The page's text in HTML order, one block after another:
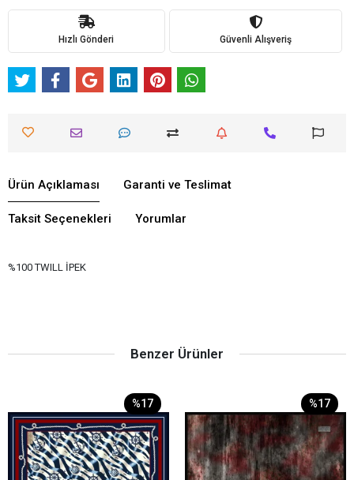
Hızlı Gönderi Güvenli Alışveriş
Ürün Açıklaması Garanti ve Teslimat
Taksit Seçenekleri Yorumlar
%100 TWILL İPEK
Benzer Ürünler
%17 %17